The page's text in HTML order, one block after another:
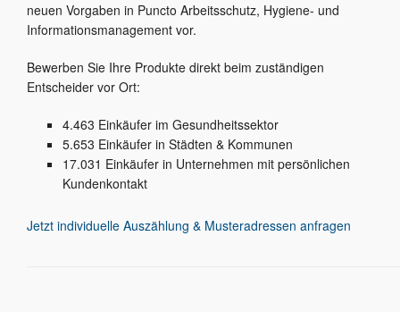
neuen Vorgaben in Puncto Arbeitsschutz, Hygiene- und
Informationsmanagement vor.
Bewerben Sie Ihre Produkte direkt beim zuständigen
Entscheider vor Ort:
4.463 Einkäufer im Gesundheitssektor
5.653 Einkäufer in Städten & Kommunen
17.031 Einkäufer in Unternehmen mit persönlichen
Kundenkontakt
Jetzt individuelle Auszählung & Musteradressen anfragen